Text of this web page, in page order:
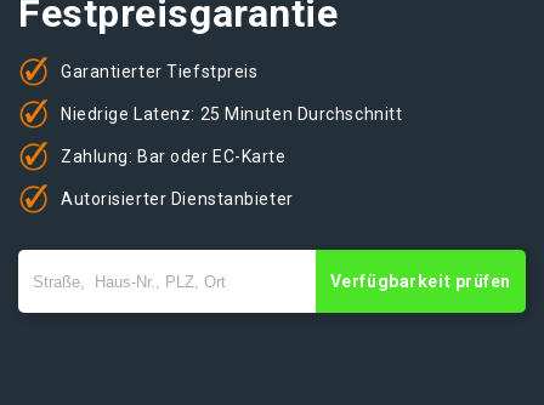
Festpreisgarantie
Garantierter Tiefstpreis
Niedrige Latenz: 25 Minuten Durchschnitt
Zahlung: Bar oder EC-Karte
Autorisierter Dienstanbieter
Verfügbarkeit prüfen